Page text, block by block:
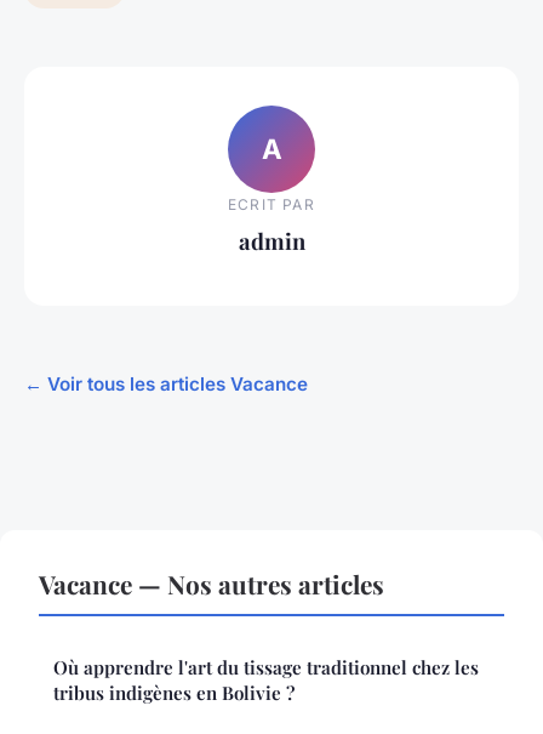
A
ECRIT PAR
admin
← Voir tous les articles Vacance
Vacance — Nos autres articles
Où apprendre l'art du tissage traditionnel chez les
tribus indigènes en Bolivie ?